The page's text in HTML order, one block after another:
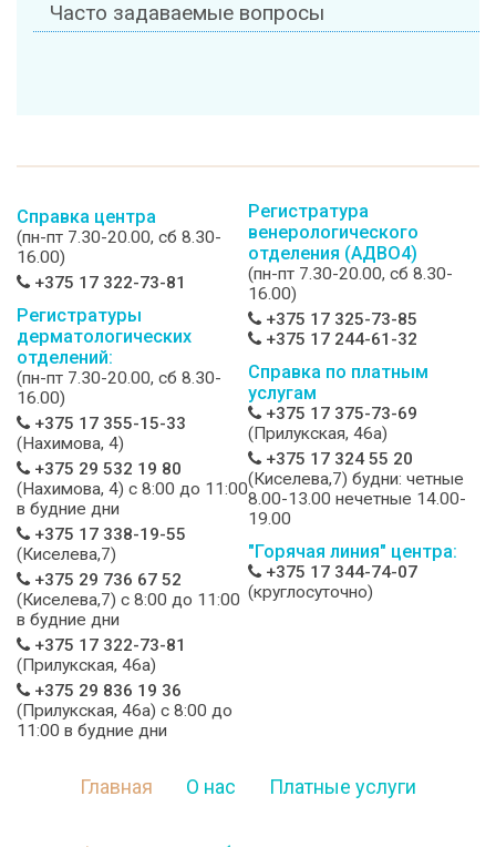
Часто задаваемые вопросы
Справка центра
(пн-пт 7.30-20.00, сб 8.30-
16.00)
+375 17 322-73-81
Регистратуры
дерматологических
отделений:
(пн-пт 7.30-20.00, сб 8.30-
16.00)
+375 17 355-15-33
(Нахимова, 4)
+375 29 532 19 80
(Нахимова, 4) c 8:00 до 11:00
в будние дни
+375 17 338-19-55
(Киселева,7)
+375 29 736 67 52
(Киселева,7) c 8:00 до 11:00
в будние дни
+375 17 322-73-81
(Прилукская, 46а)
+375 29 836 19 36
(Прилукская, 46а) c 8:00 до
11:00 в будние дни
Регистратура
венерологического
отделения (АДВО4)
(пн-пт 7.30-20.00, сб 8.30-
16.00)
+375 17 325-73-85
+375 17 244-61-32
Справка по платным
услугам
+375 17 375-73-69
(Прилукская, 46а)
+375 17 324 55 20
(Киселева,7) будни: четные
8.00-13.00 нечетные 14.00-
19.00
"Горячая линия" центра:
+375 17 344-74-07
(круглосуточно)
Главная О нас Платные услуги